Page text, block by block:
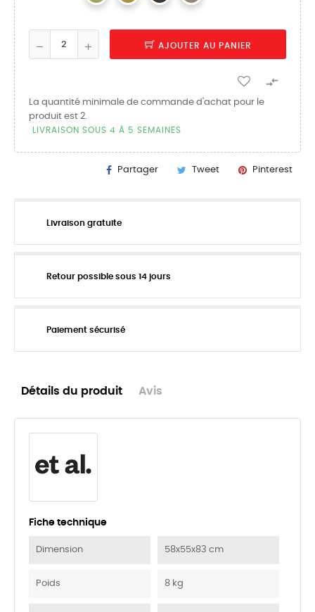
AJOUTER AU PANIER

La quantité minimale de commande d'achat pour le
produit est 2.
LIVRAISON SOUS 4 À 5 SEMAINES
Partager Tweet Pinterest
Livraison gratuite
Retour possible sous 14 jours
Paiement sécurisé
Détails du produit Avis
Fiche technique
Dimension 58x55x83 cm
Poids 8 kg